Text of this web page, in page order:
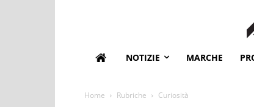
NOTIZIE MARCHE
Home Rubriche Curiosità